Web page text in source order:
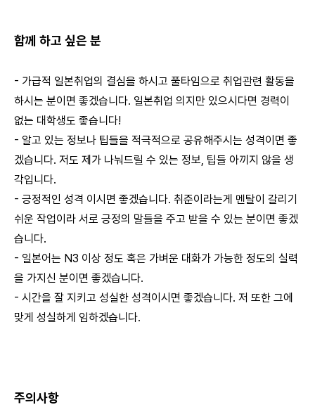
함께 하고 싶은 분
- 가급적 일본취업의 결심을 하시고 풀타임으로 취업관련 활동을
하시는 분이면 좋겠습니다. 일본취업 의지만 있으시다면 경력이
없는 대학생도 좋습니다!
- 알고 있는 정보나 팁들을 적극적으로 공유해주시는 성격이면 좋
겠습니다. 저도 제가 나눠드릴 수 있는 정보, 팁들 아끼지 않을 생
각입니다.
- 긍정적인 성격 이시면 좋겠습니다. 취준이라는게 멘탈이 갈리기
쉬운 작업이라 서로 긍정의 말들을 주고 받을 수 있는 분이면 좋겠
습니다.
- 일본어는 N3 이상 정도 혹은 가벼운 대화가 가능한 정도의 실력
을 가지신 분이면 좋겠습니다.
- 시간을 잘 지키고 성실한 성격이시면 좋겠습니다. 저 또한 그에
맞게 성실하게 임하겠습니다.
주의사항